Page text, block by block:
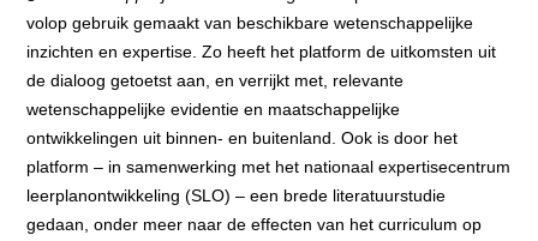
volop gebruik gemaakt van beschikbare wetenschappelijke
inzichten en expertise. Zo heeft het platform de uitkomsten uit
de dialoog getoetst aan, en verrijkt met, relevante
wetenschappelijke evidentie en maatschappelijke
ontwikkelingen uit binnen- en buitenland. Ook is door het
platform – in samenwerking met het nationaal expertisecentrum
leerplanontwikkeling (SLO) – een brede literatuurstudie
gedaan, onder meer naar de effecten van het curriculum op